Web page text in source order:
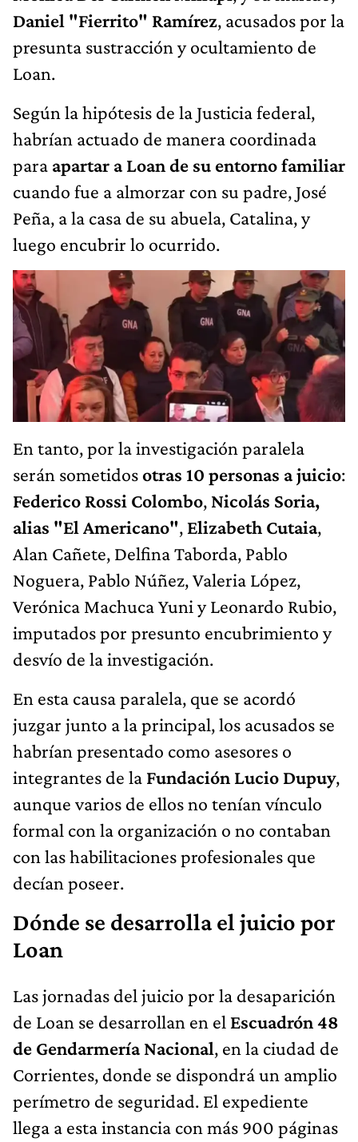
Daniel "Fierrito" Ramírez, acusados por la
presunta sustracción y ocultamiento de
Loan.
Según la hipótesis de la Justicia federal,
habrían actuado de manera coordinada
para apartar a Loan de su entorno familiar
cuando fue a almorzar con su padre, José
Peña, a la casa de su abuela, Catalina, y
luego encubrir lo ocurrido.
En tanto, por la investigación paralela
serán sometidosotras 10 personas a juicio:
Federico Rossi Colombo, Nicolás Soria,
alias "El Americano", Elizabeth Cutaia,
Alan Cañete, Delfina Taborda, Pablo
Noguera, Pablo Núñez, Valeria López,
Verónica Machuca Yuni y Leonardo Rubio,
imputados por presunto encubrimiento y
desvío de la investigación.
En esta causa paralela, que se acordó
juzgar junto a la principal, los acusados se
habrían presentado como asesores o
integrantes de la Fundación Lucio Dupuy,
aunque varios de ellos no tenían vínculo
formal con la organización o no contaban
con las habilitaciones profesionales que
decían poseer.
Dónde se desarrolla el juicio por
Loan
Las jornadas del juicio por la desaparición
de Loan se desarrollan en el Escuadrón 48
de Gendarmería Nacional, en la ciudad de
Corrientes, donde se dispondrá un amplio
perímetro de seguridad. El expediente
llega a esta instancia con más 900 páginas